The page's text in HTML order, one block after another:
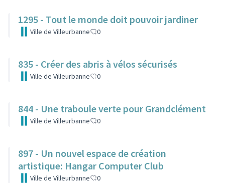
1295 - Tout le monde doit pouvoir jardiner
Ville de Villeurbanne 0
835 - Créer des abris à vélos sécurisés
Ville de Villeurbanne 0
844 - Une traboule verte pour Grandclément
Ville de Villeurbanne 0
897 - Un nouvel espace de création
artistique: Hangar Computer Club
Ville de Villeurbanne 0